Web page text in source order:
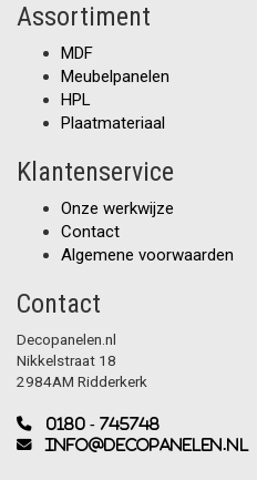
Assortiment
MDF
Meubelpanelen
HPL
Plaatmateriaal
Klantenservice
Onze werkwijze
Contact
Algemene voorwaarden
Contact
Decopanelen.nl
Nikkelstraat 18
2984AM Ridderkerk
0180 - 745748
info@decopanelen.nl